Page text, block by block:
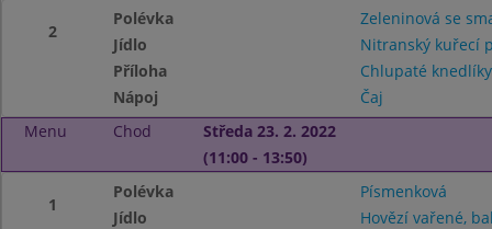
2
Polévka
Zeleninová se
Jídlo
Nitranský kuřecí
Příloha
Chlupaté knedlíky
Nápoj
Čaj
Menu
Chod
Středa 23. 2. 2022
(11:00 - 13:50)
1
Polévka
Písmenková
Jídlo
Hovězí vařené,